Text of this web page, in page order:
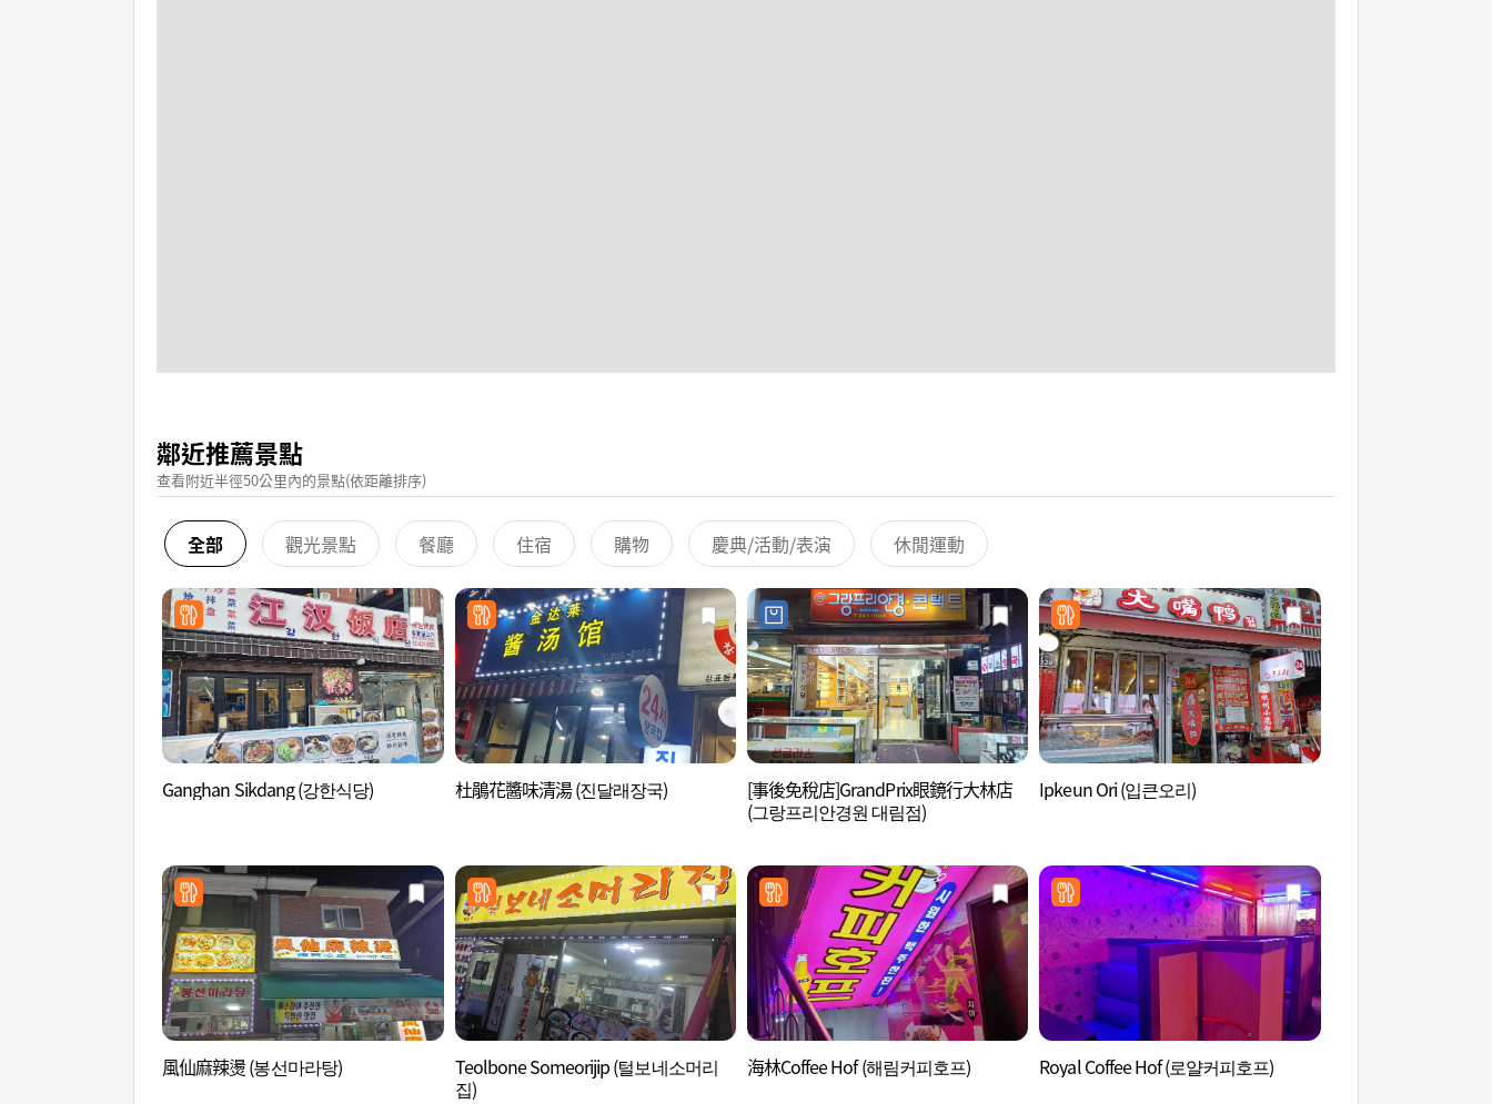
鄰近推薦景點
查看附近半徑50公里內的景點(依距離排序)
全部 觀光景點 餐廳 住宿 購物 慶典/活動/表演 休閒運動
Ganghan Sikdang (강한식당) 杜鵑花醬味清湯 (진달래장국)
[事後免稅店]GrandPrix眼鏡行大林店
(그랑프리안경원 대림점)
Ipkeun Ori (입큰오리)
風仙麻辣燙 (봉선마라탕)
Teolbone Someorijip (털보네소머리
집)
海林Coffee Hof (해림커피호프) Royal Coffee Hof (로얄커피호프)